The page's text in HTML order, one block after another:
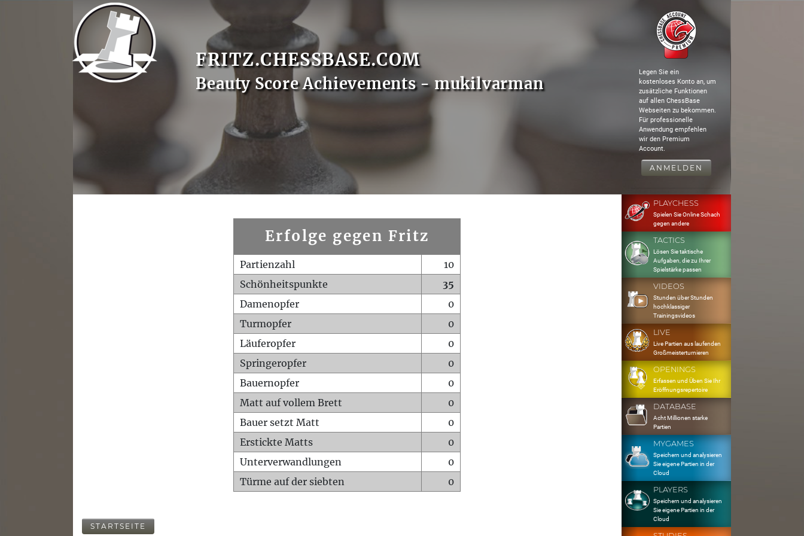
FRITZ.CHESSBASE.COM
Beauty Score Achievements - mukilvarman
Legen Sie ein
kostenloses Konto an, um
zusätzliche Funktionen
auf allen ChessBase
Webseiten zu bekommen.
Für professionelle
Anwendung empfehlen
wir den Premium
Account.
ANMELDEN
Erfolge gegen Fritz
Partienzahl
10
Schönheitspunkte
35
Damenopfer
0
Turmopfer
0
Läuferopfer
0
Springeropfer
0
Bauernopfer
0
Matt auf vollem Brett
0
Bauer setzt Matt
0
Erstickte Matts
0
Unterverwandlungen
0
Türme auf der siebten
0
STARTSEITE
PLAYCHESS
Spielen Sie Online Schach
gegen andere
TACTICS
Lösen Sie taktische
Aufgaben, die zu Ihrer
Spielstärke passen
VIDEOS
Stunden über Stunden
hochklassiger
Trainingsvideos
LIVE
Live Partien aus laufenden
Großmeisterturnieren
OPENINGS
Erfassen und Üben Sie Ihr
Eröffnungsrepertoire
DATABASE
Acht Millionen starke
Partien
MYGAMES
Speichern und analysieren
Sie eigene Partien in der
Cloud
PLAYERS
Speichern und analysieren
Sie eigene Partien in der
Cloud